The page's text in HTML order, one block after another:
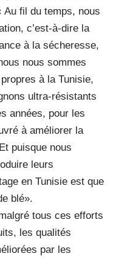
Au fil du temps, nous
c’est-à-dire la
à la sécheresse,
nous sommes
à la Tunisie,
ultra-résistants
années, pour les
à améliorer la
puisque nous
leurs
en Tunisie est que
blé».
tous ces efforts
les qualités
par les